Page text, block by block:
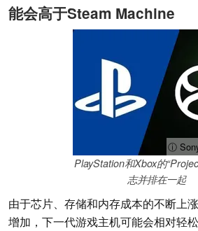
能会高于Steam Machine
ⓘ
PlayStation和Xbox的
志并排在一起
由于芯片、存储和内存成本的不断上
增加，下一代游戏主机可能会相对轻